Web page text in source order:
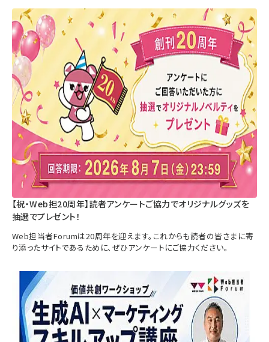
【祝・Web担20周年】読者アンケートご協力でオリジナルグッズを
抽選でプレゼント！
Web担当者Forumは20周年を迎えます。これからも読者の皆さまに寄
り添ったサイトであるために、ぜひアンケートにご協力ください。